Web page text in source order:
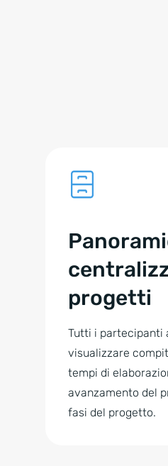
progetti
Tutti i partecipanti
visualizzare
tempi di
avanzamento del
fasi del progetto.